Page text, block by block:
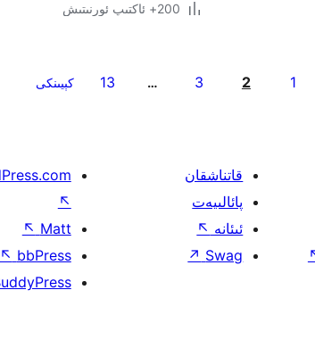
200+ ئاكتىپ ئورنىتىش
1
2
3
…
13 كېيىنكى
قاتناشقان
پائالىيەت
ئىئانە ↖
Swag
↗
↖
Matt
↖
bbPress
↖